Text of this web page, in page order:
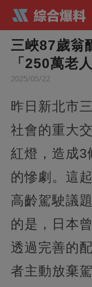
三峽87歲翁
「250萬老
2025/05/22
昨日新北市
社會的重大
紅燈，造成3
的慘劇。這
高齡駕駛議
的是，日本
透過完善的
者主動放棄駕